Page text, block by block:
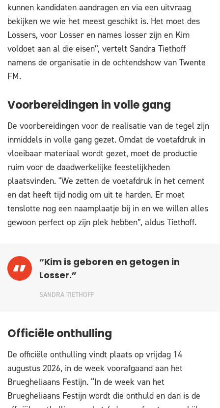
kunnen kandidaten aandragen en via een uitvraag
bekijken we wie het meest geschikt is. Het moet des
Lossers, voor Losser en names losser zijn en Kim
voldoet aan al die eisen”, vertelt Sandra Tiethoff
namens de organisatie in de ochtendshow van Twente
FM.
Voorbereidingen in volle gang
De voorbereidingen voor de realisatie van de tegel zijn
inmiddels in volle gang gezet. Omdat de voetafdruk in
vloeibaar materiaal wordt gezet, moet de productie
ruim voor de daadwerkelijke feestelijkheden
plaatsvinden. "We zetten de voetafdruk in het cement
en dat heeft tijd nodig om uit te harden. Er moet
tenslotte nog een naamplaatje bij in en we willen alles
gewoon perfect op zijn plek hebben”, aldus Tiethoff.
“Kim is geboren en getogen in
Losser.”
SANDRA TIETHOFF
Officiële onthulling
De officiële onthulling vindt plaats op vrijdag 14
augustus 2026, in de week voorafgaand aan het
Bruegheliaans Festijn. “In de week van het
Bruegheliaans Festijn wordt die onthuld en dan is de